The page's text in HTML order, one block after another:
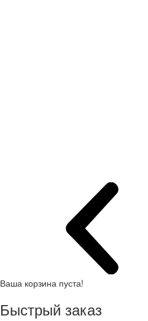
Ваша корзина пуста!
Быстрый заказ